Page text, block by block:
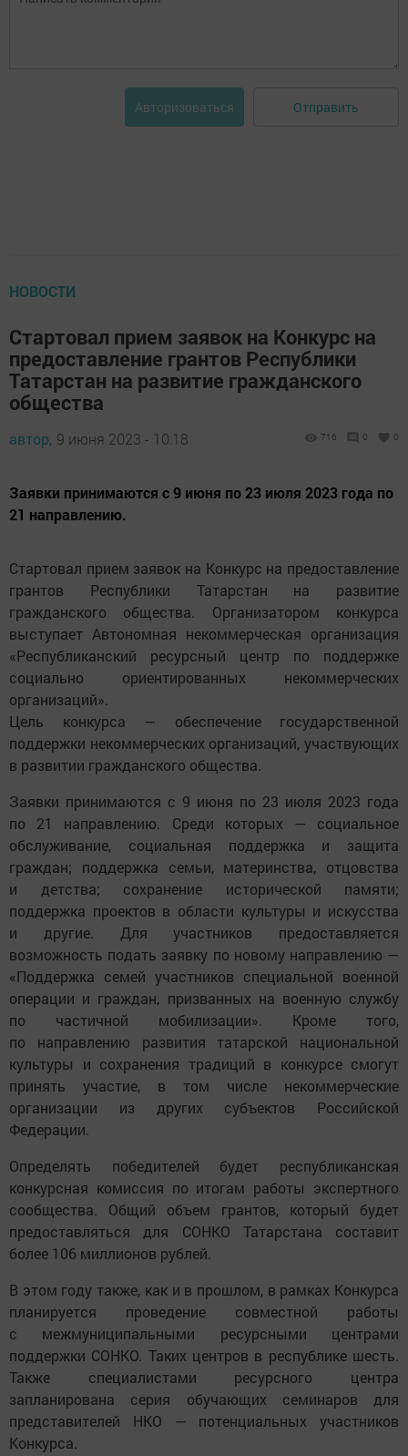
Авторизоваться Отправить
НОВОСТИ
Стартовал прием заявок на Конкурс на
предоставление грантов Республики
Татарстан на развитие гражданского
общества
автор, 9 июня 2023 - 10:18 716 0 0
Заявки принимаются с 9 июня по 23 июля 2023 года по
21 направлению.
Стартовал прием заявок на Конкурс на предоставление
грантов Республики Татарстан на развитие
гражданского общества. Организатором конкурса
выступает Автономная некоммерческая организация
«Республиканский ресурсный центр по поддержке
социально ориентированных некоммерческих
организаций».
Цель конкурса — обеспечение государственной
поддержки некоммерческих организаций, участвующих
в развитии гражданского общества.
Заявки принимаются с 9 июня по 23 июля 2023 года
по 21 направлению. Среди которых — социальное
обслуживание, социальная поддержка и защита
граждан; поддержка семьи, материнства, отцовства
и детства; сохранение исторической памяти;
поддержка проектов в области культуры и искусства
и другие. Для участников предоставляется
возможность подать заявку по новому направлению —
«Поддержка семей участников специальной военной
операции и граждан, призванных на военную службу
по частичной мобилизации». Кроме того,
по направлению развития татарской национальной
культуры и сохранения традиций в конкурсе смогут
принять участие, в том числе некоммерческие
организации из других субъектов Российской
Федерации.
Определять победителей будет республиканская
конкурсная комиссия по итогам работы экспертного
сообщества. Общий объем грантов, который будет
предоставляться для СОНКО Татарстана составит
более 106 миллионов рублей.
В этом году также, как и в прошлом, в рамках Конкурса
планируется проведение совместной работы
с межмуниципальными ресурсными центрами
поддержки СОНКО. Таких центров в республике шесть.
Также специалистами ресурсного центра
запланирована серия обучающих семинаров для
представителей НКО — потенциальных участников
Конкурса.